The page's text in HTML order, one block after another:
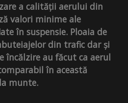
a calității aerului din
valori minime ale
în suspensie. Ploaia de
din trafic dar și
încălzire au făcut ca aerul
în această
munte.